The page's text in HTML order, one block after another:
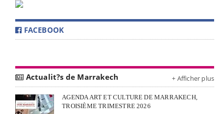
FACEBOOK
Actualit?s de Marrakech + Afficher plus
AGENDA ART ET CULTURE DE MARRAKECH,
TROISIÈME TRIMESTRE 2026